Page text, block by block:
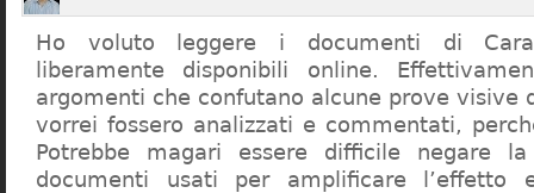
Ho voluto leggere i documenti di
liberamente disponibili online.
argomenti che confutano alcune prove visive
vorrei fossero analizzati e commentati,
Potrebbe magari essere difficile negare
documenti usati per amplificare l’effetto